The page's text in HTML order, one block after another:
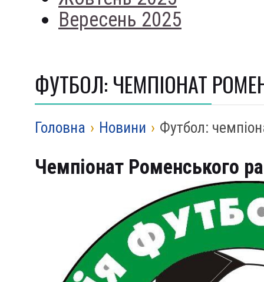
Вересень 2025
ФУТБОЛ: ЧЕМПІОНАТ
Головна › Новини › Футбол:
Чемпіонат Роменського